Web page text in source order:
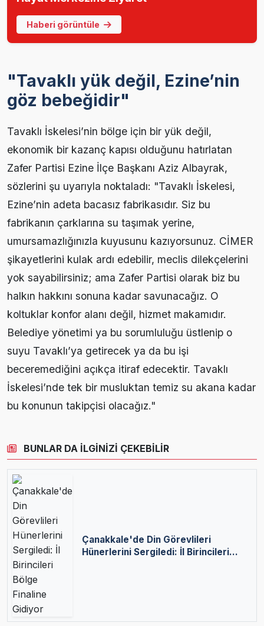
Haberi görüntüle
"Tavaklı yük değil, Ezine’nin
göz bebeğidir"
Tavaklı İskelesi’nin bölge için bir yük değil,
ekonomik bir kazanç kapısı olduğunu hatırlatan
Zafer Partisi Ezine İlçe Başkanı Aziz Albayrak,
sözlerini şu uyarıyla noktaladı: "Tavaklı İskelesi,
Ezine’nin adeta bacasız fabrikasıdır. Siz bu
fabrikanın çarklarına su taşımak yerine,
umursamazlığınızla kuyusunu kazıyorsunuz. CİMER
şikayetlerini kulak ardı edebilir, meclis dilekçelerini
yok sayabilirsiniz; ama Zafer Partisi olarak biz bu
halkın hakkını sonuna kadar savunacağız. O
koltuklar konfor alanı değil, hizmet makamıdır.
Belediye yönetimi ya bu sorumluluğu üstlenip o
suyu Tavaklı’ya getirecek ya da bu işi
beceremediğini açıkça itiraf edecektir. Tavaklı
İskelesi’nde tek bir musluktan temiz su akana kadar
bu konunun takipçisi olacağız."
BUNLAR DA İLGİNİZİ ÇEKEBİLİR
Çanakkale'de Din Görevlileri
Hünerlerini Sergiledi: İl Birincileri